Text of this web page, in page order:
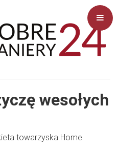
wesołych
towarzyska Home